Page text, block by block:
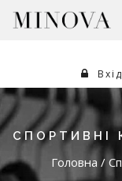
СПОРТИВНІ
Головна /